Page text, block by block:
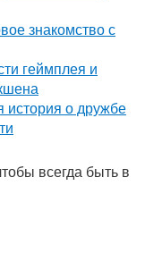
знакомство с
геймплея и
о дружбе
всегда быть в